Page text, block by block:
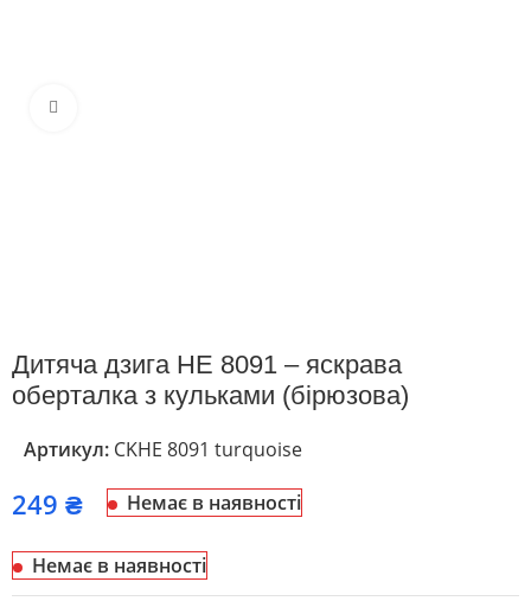
Дитяча дзига HE 8091 – яскрава
оберталка з кульками (бірюзова)
Артикул: CKHE 8091 turquoise
₴ Немає в наявності
Немає в наявності